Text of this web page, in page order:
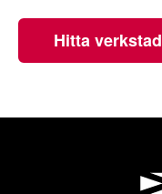
Hitta verkstad